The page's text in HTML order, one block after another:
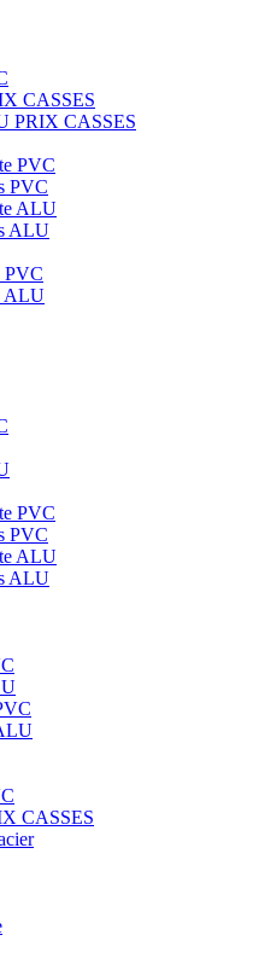
CASSES
PRIX CASSES
PVC
PVC
ALU
ALU
PVC
ALU
PVC
PVC
ALU
ALU
CASSES